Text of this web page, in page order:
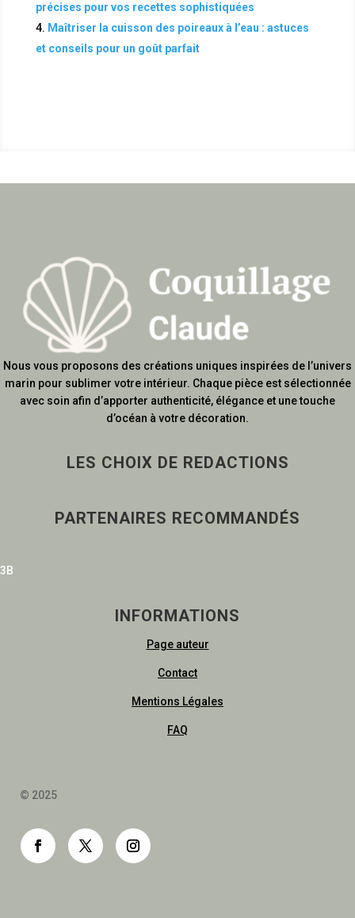
précises pour vos recettes sophistiquées
Maîtriser la cuisson des poireaux à l’eau : astuces
et conseils pour un goût parfait
Nous vous proposons des créations uniques inspirées de l’univers
marin pour sublimer votre intérieur. Chaque pièce est sélectionnée
avec soin afin d’apporter authenticité, élégance et une touche
d’océan à votre décoration.
LES CHOIX DE REDACTIONS
PARTENAIRES RECOMMANDÉS
3B
INFORMATIONS
Page auteur
Contact
Mentions Légales
FAQ
© 2025